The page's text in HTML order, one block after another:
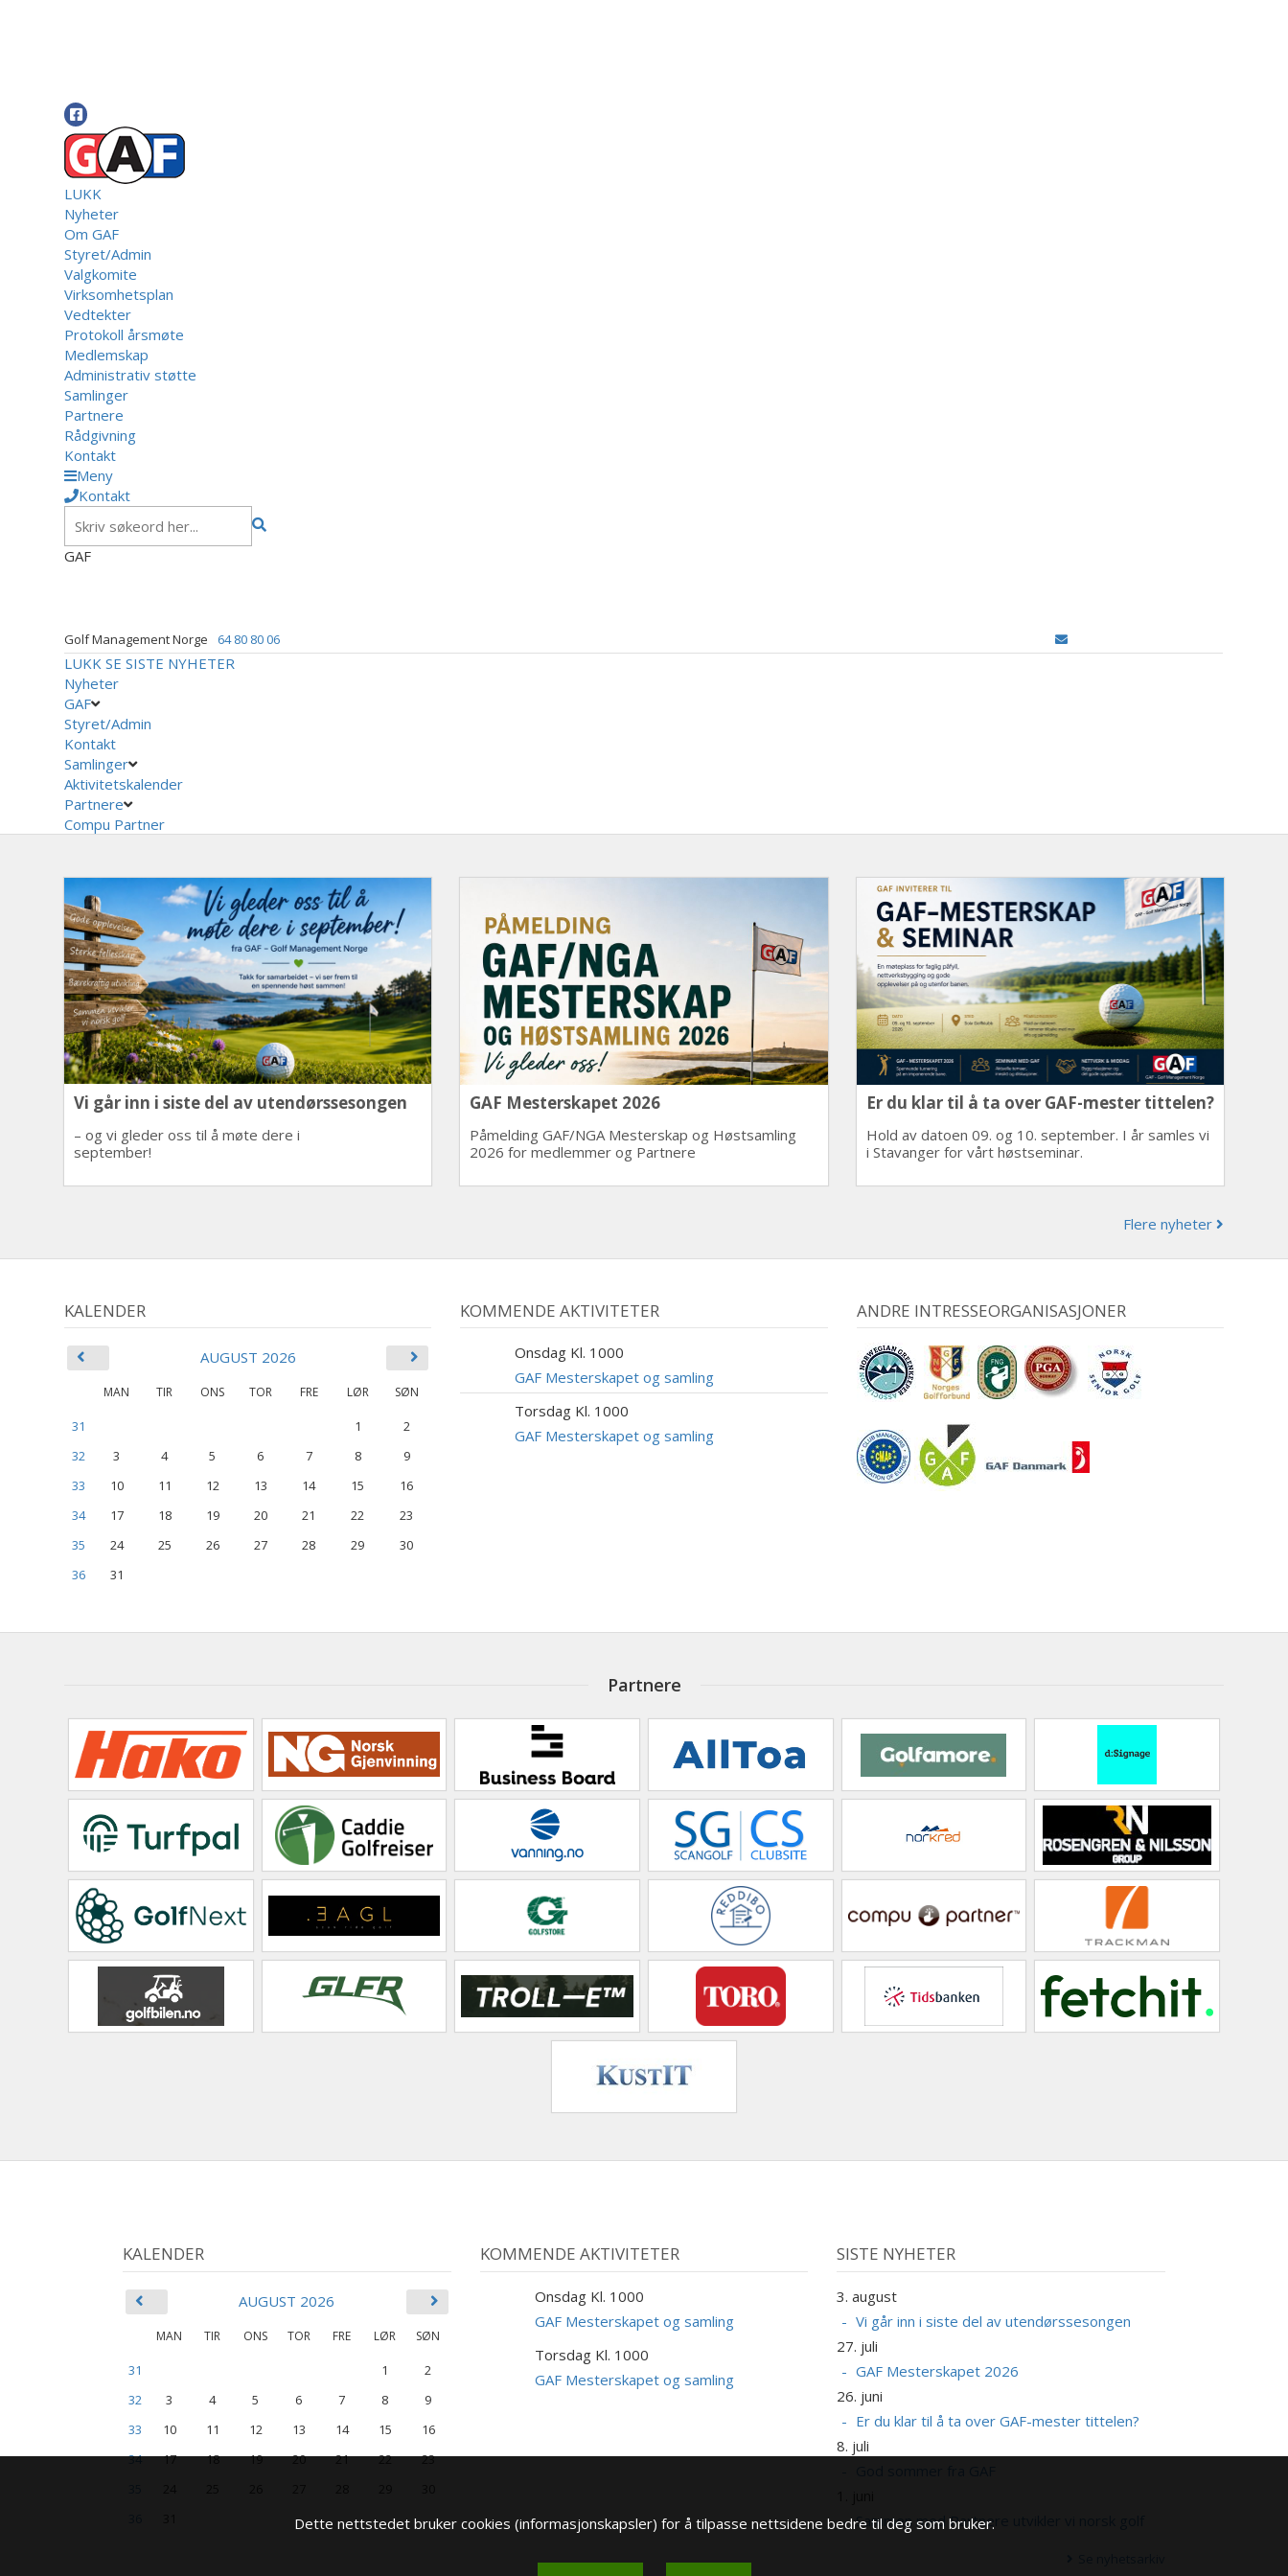
LUKK
Nyheter
Om GAF
Styret/Admin
Valgkomite
Virksomhetsplan
Vedtekter
Protokoll årsmøte
Medlemskap
Administrativ støtte
Samlinger
Partnere
Rådgivning
Kontakt
Meny
Kontakt
GAF
Golf Management Norge 64 80 80 06
LUKK SE SISTE NYHETER
Nyheter
GAF
Styret/Admin
Kontakt
Samlinger
Aktivitetskalender
Partnere
Compu Partner
Vi går inn i siste del av utendørssesongen
– og vi gleder oss til å møte dere i
september!
GAF Mesterskapet 2026
Påmelding GAF/NGA Mesterskap og Høstsamling
2026 for medlemmer og Partnere
Er du klar til å ta over GAF-mester tittelen?
Hold av datoen 09. og 10. september. I år samles vi
i Stavanger for vårt høstseminar.
Flere nyheter
KALENDER
AUGUST 2026
MAN TIR ONS TOR FRE LØR SØN
31 1
2
32
3 4 5 6 7 8
9
33
10 11 12 13 14 15
16
34
17 18 19 20 21 22
23
35
24 25 26 27 28 29
30
36
31
KOMMENDE AKTIVITETER
Onsdag Kl. 1000
GAF Mesterskapet og samling
Torsdag Kl. 1000
GAF Mesterskapet og samling
ANDRE INTRESSEORGANISASJONER
Partnere
KALENDER
AUGUST 2026
MAN TIR ONS TOR FRE LØR SØN
31 1
2
32
3 4 5 6 7 8
9
33
10 11 12 13 14 15
16
34
17 18 19 20 21 22
23
KOMMENDE AKTIVITETER
Onsdag Kl. 1000
GAF Mesterskapet og samling
Torsdag Kl. 1000
GAF Mesterskapet og samling
SISTE NYHETER
3. august
Vi går inn i siste del av utendørssesongen
27. juli
GAF Mesterskapet 2026
26. juni
Er du klar til å ta over GAF-mester tittelen?
8. juli
Sammen med Partnere utvikler vi norsk golf
Dette nettstedet bruker cookies (informasjonskapsler) for å tilpasse nettsidene bedre til deg som bruker.